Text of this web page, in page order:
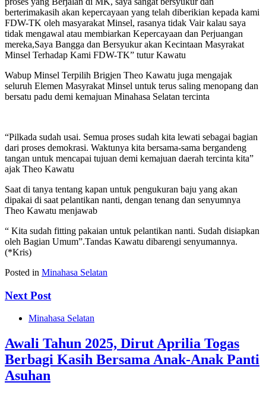
berterimakasih akan kepercayaan yang telah diberikian kepada kami
FDW-TK oleh masyarakat Minsel, rasanya tidak Vair kalau saya
tidak mengawal atau membiarkan Kepercayaan dan Perjuangan
mereka,Saya Bangga dan Bersyukur akan Kecintaan Masyrakat
Minsel Terhadap Kami FDW-TK” tutur Kawatu
Wabup Minsel Terpilih Brigjen Theo Kawatu juga mengajak
seluruh Elemen Masyrakat Minsel untuk terus saling menopang dan
bersatu padu demi kemajuan Minahasa Selatan tercinta
“Pilkada sudah usai. Semua proses sudah kita lewati sebagai bagian
dari proses demokrasi. Waktunya kita bersama-sama bergandeng
tangan untuk mencapai tujuan demi kemajuan daerah tercinta kita”
ajak Theo Kawatu
Saat di tanya tentang kapan untuk pengukuran baju yang akan
dipakai di saat pelantikan nanti, dengan tenang dan senyumnya
Theo Kawatu menjawab
“ Kita sudah fitting pakaian untuk pelantikan nanti. Sudah disiapkan
oleh Bagian Umum”.Tandas Kawatu dibarengi senyumannya.
(*Kris)
Posted in Minahasa Selatan
Next Post
Minahasa Selatan
Awali Tahun 2025, Dirut Aprilia Togas
Berbagi Kasih Bersama Anak-Anak Panti
Asuhan